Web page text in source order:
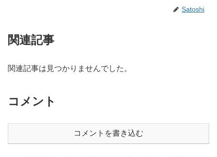
Satoshi
関連記事
関連記事は見つかりませんでした。
コメント
コメントを書き込む